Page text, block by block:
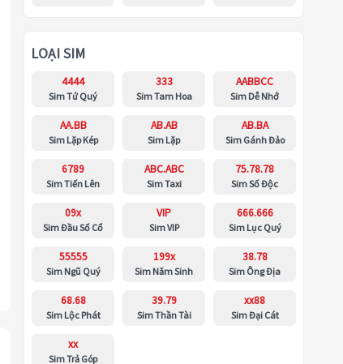
LOẠI SIM
4444
Sim Tứ Quý
333
Sim Tam Hoa
AABBCC
Sim Dễ Nhớ
AA.BB
Sim Lặp Kép
AB.AB
Sim Lặp
AB.BA
Sim Gánh Đảo
6789
Sim Tiến Lên
ABC.ABC
Sim Taxi
75.78.78
Sim Số Độc
09x
Sim Đầu Số Cổ
VIP
Sim VIP
666.666
Sim Lục Quý
55555
Sim Ngũ Quý
199x
Sim Năm Sinh
38.78
Sim Ông Địa
68.68
Sim Lộc Phát
39.79
Sim Thần Tài
xx88
Sim Đại Cát
xx
Sim Trả Góp